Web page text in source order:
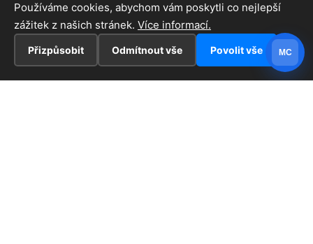
Používáme cookies, abychom vám poskytli co nejlepší
zážitek z našich stránek. Více informací.
Přizpůsobit Odmítnout vše Povolit vše MC